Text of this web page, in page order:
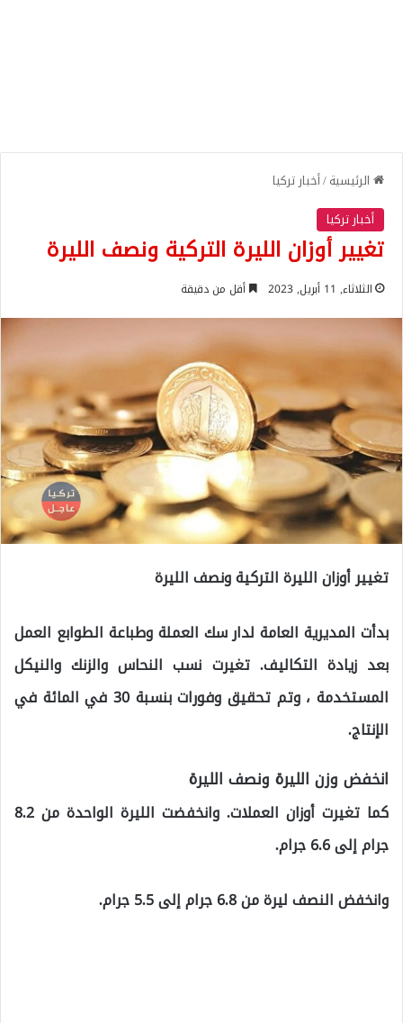
الرئيسية/أخبار تركيا
أخبار تركيا
تغيير أوزان الليرة التركية ونصف الليرة
الثلاثاء, 11 أبريل, 2023 أقل من دقيقة
تغيير أوزان الليرة التركية ونصف الليرة
بدأت المديرية العامة لدار سك العملة وطباعة الطوابع العمل
بعد زيادة التكاليف. تغيرت نسب النحاس والزنك والنيكل
المستخدمة ، وتم تحقيق وفورات بنسبة 30 في المائة في
الإنتاج.
انخفض وزن الليرة ونصف الليرة
كما تغيرت أوزان العملات. وانخفضت الليرة الواحدة من 8.2
جرام إلى 6.6 جرام.
وانخفض النصف ليرة من 6.8 جرام إلى 5.5 جرام.